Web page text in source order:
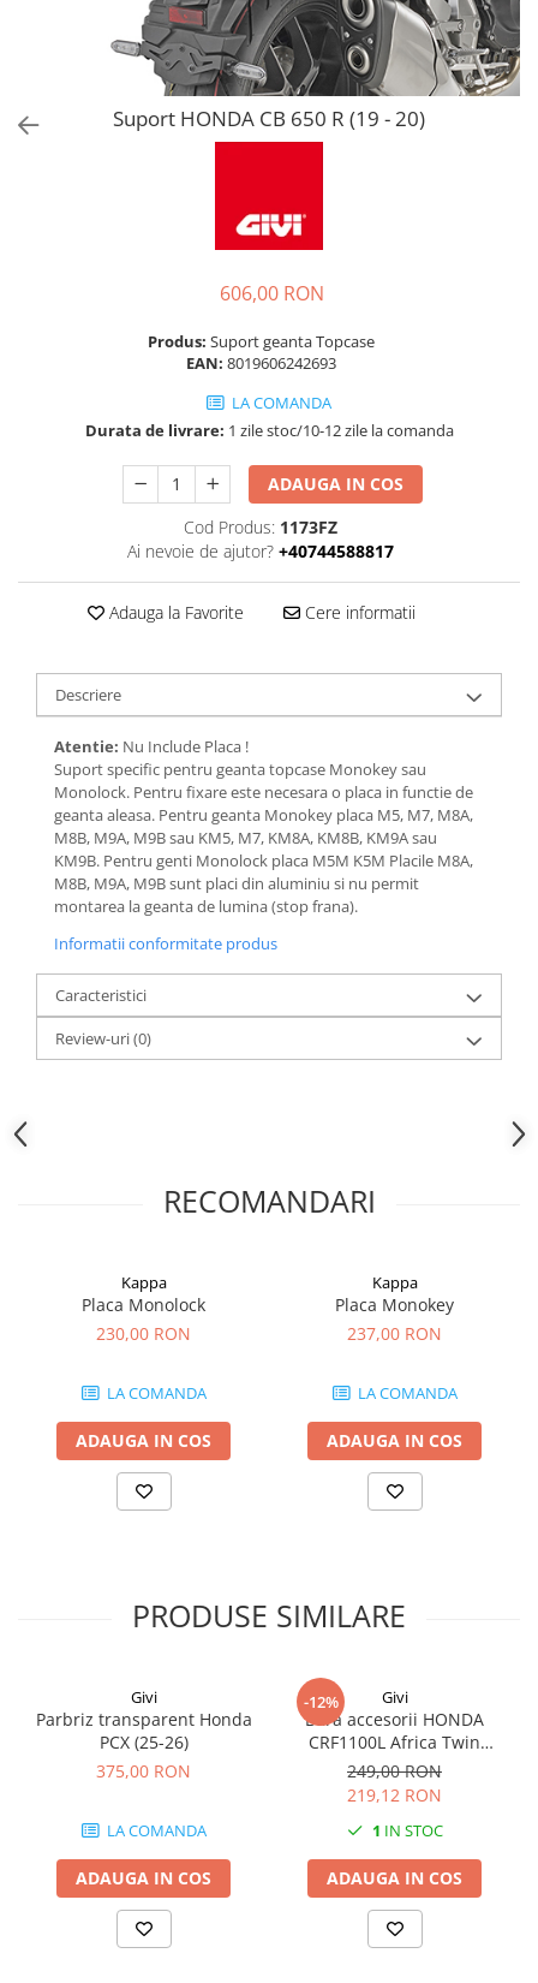
Suport HONDA CB 650 R (19 - 20)
606,00 RON
Produs: Suport geanta Topcase
EAN: 8019606242693
LA COMANDA
Durata de livrare: 1 zile stoc/10-12 zile la comanda
ADAUGA IN COS
Cod Produs: 1173FZ
Ai nevoie de ajutor? +40744588817
Adauga la Favorite Cere informatii
Descriere
Atentie: Nu Include Placa !
Suport specific pentru geanta topcase Monokey sau
Monolock. Pentru fixare este necesara o placa in functie de
geanta aleasa. Pentru geanta Monokey placa M5, M7, M8A,
M8B, M9A, M9B sau KM5, M7, KM8A, KM8B, KM9A sau
KM9B. Pentru genti Monolock placa M5M K5M Placile M8A,
M8B, M9A, M9B sunt placi din aluminiu si nu permit
montarea la geanta de lumina (stop frana).
Informatii conformitate produs
Caracteristici
Review-uri(0)
RECOMANDARI
Kappa
Placa Monolock
230,00 RON
LA COMANDA
ADAUGA IN COS
Kappa
Placa Monokey
237,00 RON
LA COMANDA
ADAUGA IN COS
PRODUSE SIMILARE
Givi
Parbriz transparent Honda
PCX (25-26)
375,00 RON
LA COMANDA
ADAUGA IN COS
-12% Givi
Bara accesorii HONDA
CRF1100L Africa Twin
Adventure Sports (20 - 23)
CRF1100L Africa Twin
Adventure Sports (24)
CRF1100L AFRICA TWIN (24)
CRF1100L Africa Twin (20 -
23)
249,00 RON
219,12 RON
1 IN STOC
ADAUGA IN COS